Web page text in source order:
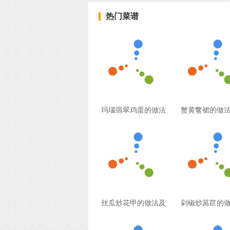
热门菜谱
玛瑙翡翠鸡蛋的做法 蟹黄鳖裙的做
丝瓜炒花甲的做法及 剁椒炒莴苣的